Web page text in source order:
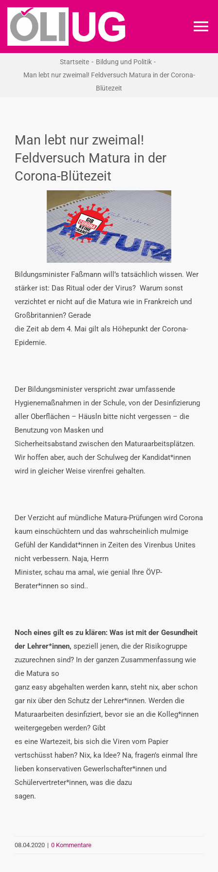
Zum
Inhalt
springen
RECHT
VERANSTALTUNGEN
INTERESSENSVERTRETUNG
Startseite
Bildung und Politik
Man lebt nur zweimal! Feldversuch Matura in der Corona-
Blütezeit
Man lebt nur zweimal!
Feldversuch Matura in der
Corona-Blütezeit
Bildungsminister Faßmann will’s tatsächlich wissen. Wer
stärker ist: Das Ritual oder der Virus? Warum sonst
verzichtet er nicht auf die Matura wie in Frankreich und
Großbritannien? Gerade
die Zeit ab dem 4. Mai gilt als Höhepunkt der Corona-
Epidemie.
Der Bildungsminister verspricht zwar umfassende
Hygienemaßnahmen in der Schule, von der Desinfizierung
aller Oberflächen – Häusln bitte nicht vergessen – die
Benutzung von Masken und
Sicherheitsabstand zwischen den Maturaarbeitsplätzen.
Wir hoffen aber, auch der Schulweg der Kandidat*innen
wird in gleicher Weise virenfrei gehalten.
Der Verzicht auf mündliche Matura-Prüfungen wird Corona
kaum einschüchtern und das wahrscheinlich mulmige
Gefühl der Kandidat*innen in Zeiten des Virenbus Unites
nicht verbessern. Naja, Herrn
Minister, schau ma amal, wie genial Ihre ÖVP-
Berater*innen so sind..
Noch eines gilt es zu klären: Was ist mit der Gesundheit
der Lehrer*innen, speziell jenen, die der Risikogruppe
zuzurechnen sind? In der ganzen Zusammenfassung wie
die Matura so
ganz easy abgehalten werden kann, steht nix, aber schon
gar nix über den Schutz der Lehrer*innen. Werden die
Maturaarbeiten desinfiziert, bevor sie an die Kolleg*innen
weitergegeben werden? Gibt
es eine Wartezeit, bis sich die Viren vom Papier
vertschüsst haben? Nix, ka Idee? Na, fragen’s einmal Ihre
lieben konservativen Gewerlschafter*innen und
Schülervertreter*innen, was die dazu
sagen.
08.04.2020 | 0 Kommentare